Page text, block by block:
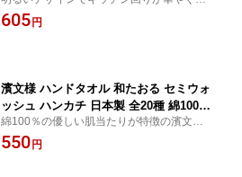
きん 蚊帳生地 プレゼント ギフト 贈り
吸水性に優れた蚊帳ふきんです。 天然由来
の綿とレーヨンで肌触りも優しいため赤ち
605 円
濱文様 ハンドタオル 和たおる セミウォ
ッシュ ハンカチ 日本製 全20種 綿100％
約25cm タオルハンカチ ガーゼ パイル
タオル ガーゼハンカチ インコ 文鳥 シ
綿100％の優しい肌当たりが特徴の濱文様
の和タオルです。 自分用はもちろんちょっ
としたプレゼントやお配りなどにもピッタ
550 円